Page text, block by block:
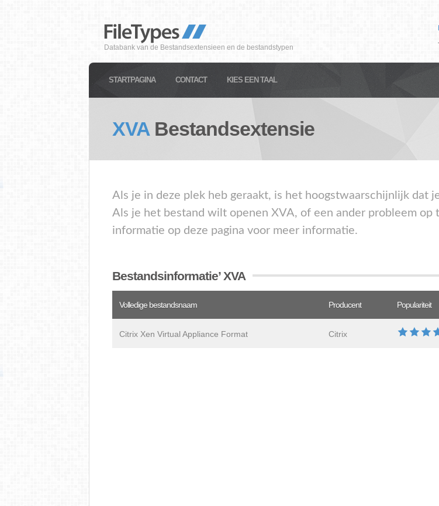
Databank van de Bestandsextensieen en de bestandstypen
STARTPAGINA CONTACT KIES EEN TAAL
XVA Bestandsextensie
Als je in deze plek heb geraakt, is het hoogstwaarschijnlijk dat
Als je het bestand wilt openen XVA, of een ander probleem op
informatie op deze pagina voor meer informatie.
Bestandsinformatie’ XVA
Volledige bestandsnaam Producent Populariteit
Citrix Xen Virtual Appliance Format Citrix